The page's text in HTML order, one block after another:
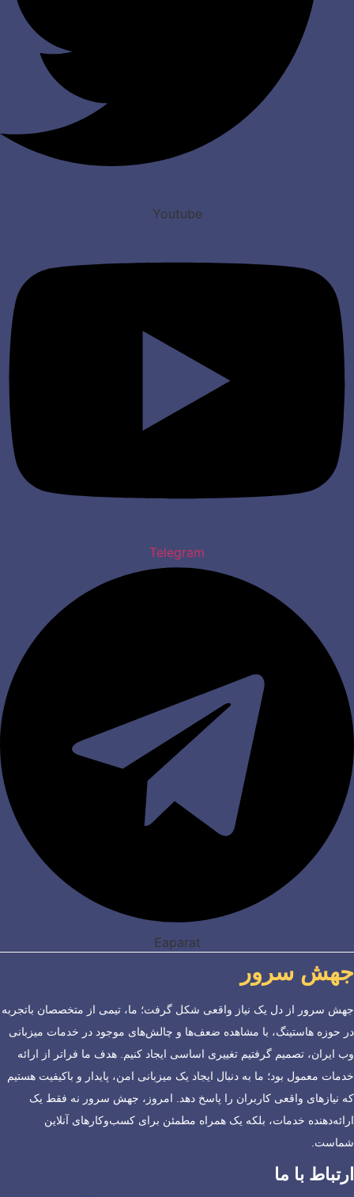
Youtube
Telegram
Eaparat
جهش سرور
جهش سرور از دل یک نیاز واقعی شکل گرفت؛ ما، تیمی از متخصصان باتجربه
در حوزه هاستینگ، با مشاهده ضعف‌ها و چالش‌های موجود در خدمات میزبانی
وب ایران، تصمیم گرفتیم تغییری اساسی ایجاد کنیم. هدف ما فراتر از ارائه
خدمات معمول بود؛ ما به دنبال ایجاد یک میزبانی امن، پایدار و باکیفیت هستیم
که نیازهای واقعی کاربران را پاسخ دهد. امروز، جهش سرور نه فقط یک
ارائه‌دهنده خدمات، بلکه یک همراه مطمئن برای کسب‌وکارهای آنلاین
شماست.
ارتباط با ما